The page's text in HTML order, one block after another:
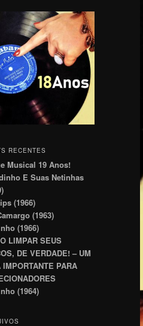
RECENTES
Musical 19 Anos!
E Suas Netinhas
(1966)
(1963)
(1966)
LIMPAR SEUS
DE VERDADE! – UM
IMPORTANTE PARA
(1964)